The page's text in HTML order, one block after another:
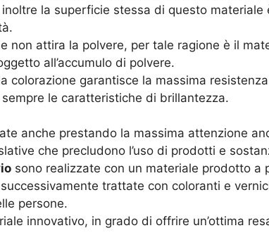
la superficie stessa di questo
non attira la polvere, per tale ragione è il
all’accumulo di polvere.
garantisce la massima resistenza
le caratteristiche di brillantezza.
anche prestando la massima attenzione
che precludono l’uso di prodotti e
sono realizzate con un materiale prodotto
trattate con coloranti e
persone.
innovativo, in grado di offrire un’ottima